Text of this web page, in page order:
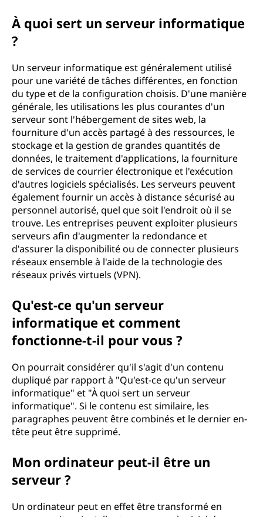
À quoi sert un serveur informatique
?
Un serveur informatique est généralement utilisé
pour une variété de tâches différentes, en fonction
du type et de la configuration choisis. D'une manière
générale, les utilisations les plus courantes d'un
serveur sont l'hébergement de sites web, la
fourniture d'un accès partagé à des ressources, le
stockage et la gestion de grandes quantités de
données, le traitement d'applications, la fourniture
de services de courrier électronique et l'exécution
d'autres logiciels spécialisés. Les serveurs peuvent
également fournir un accès à distance sécurisé au
personnel autorisé, quel que soit l'endroit où il se
trouve. Les entreprises peuvent exploiter plusieurs
serveurs afin d'augmenter la redondance et
d'assurer la disponibilité ou de connecter plusieurs
réseaux ensemble à l'aide de la technologie des
réseaux privés virtuels (VPN).
Qu'est-ce qu'un serveur
informatique et comment
fonctionne-t-il pour vous ?
On pourrait considérer qu'il s'agit d'un contenu
dupliqué par rapport à "Qu'est-ce qu'un serveur
informatique" et "À quoi sert un serveur
informatique". Si le contenu est similaire, les
paragraphes peuvent être combinés et le dernier en-
tête peut être supprimé.
Mon ordinateur peut-il être un
serveur ?
Un ordinateur peut en effet être transformé en